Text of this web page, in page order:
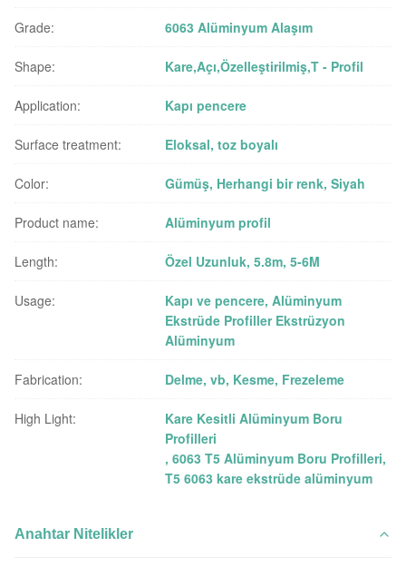
Grade: 6063 Alüminyum Alaşım
Shape: Kare,Açı,Özelleştirilmiş,T - Profil
Application: Kapı pencere
Surface treatment: Eloksal, toz boyalı
Color: Gümüş, Herhangi bir renk, Siyah
Product name: Alüminyum profil
Length: Özel Uzunluk, 5.8m, 5-6M
Usage:
Kapı ve pencere, Alüminyum
Ekstrüde Profiller Ekstrüzyon
Alüminyum
Fabrication: Delme, vb, Kesme, Frezeleme
High Light:
Kare Kesitli Alüminyum Boru
Profilleri
,6063 T5 Alüminyum Boru Profilleri,
T5 6063 kare ekstrüde alüminyum
Anahtar Nitelikler